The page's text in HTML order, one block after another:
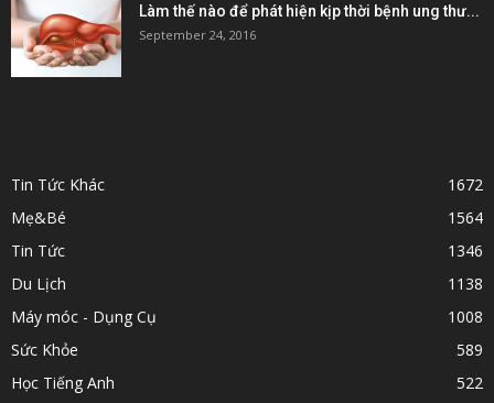
Làm thế nào để phát hiện kịp thời bệnh ung thư...
September 24, 2016
Tin Tức Khác
1672
Mẹ&Bé
1564
Tin Tức
1346
Du Lịch
1138
Máy móc - Dụng Cụ
1008
Sức Khỏe
589
Học Tiếng Anh
522